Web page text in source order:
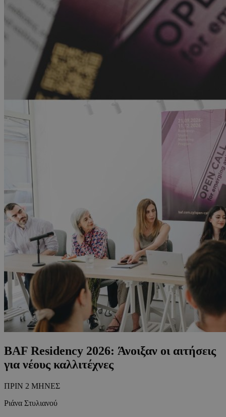
BAF Residency 2026: Άνοιξαν οι αιτήσεις
για νέους καλλιτέχνες
ΠΡΙΝ 2 ΜΗΝΕΣ
Ριάνα Στυλιανού